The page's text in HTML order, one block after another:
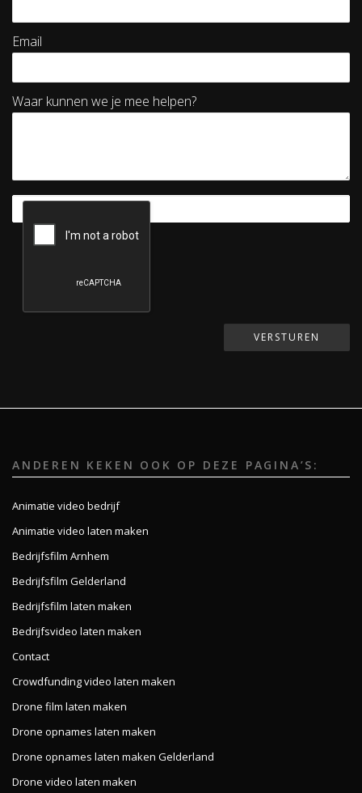
Email
Waar kunnen we je mee helpen?
ANDEREN KEKEN OOK OP DEZE PAGINA’S:
Animatie video bedrijf
Animatie video laten maken
Bedrijfsfilm Arnhem
Bedrijfsfilm Gelderland
Bedrijfsfilm laten maken
Bedrijfsvideo laten maken
Contact
Crowdfunding video laten maken
Drone film laten maken
Drone opnames laten maken
Drone opnames laten maken Gelderland
Drone video laten maken